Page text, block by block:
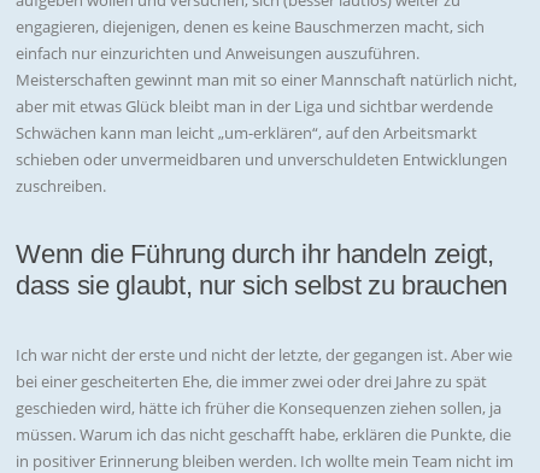
engagieren, diejenigen, denen es keine Bauschmerzen macht, sich
einfach nur einzurichten und Anweisungen auszuführen.
Meisterschaften gewinnt man mit so einer Mannschaft natürlich nicht,
aber mit etwas Glück bleibt man in der Liga und sichtbar werdende
Schwächen kann man leicht „um-erklären“, auf den Arbeitsmarkt
schieben oder unvermeidbaren und unverschuldeten Entwicklungen
zuschreiben.
Wenn die Führung durch ihr handeln zeigt,
dass sie glaubt, nur sich selbst zu brauchen
Ich war nicht der erste und nicht der letzte, der gegangen ist. Aber wie
bei einer gescheiterten Ehe, die immer zwei oder drei Jahre zu spät
geschieden wird, hätte ich früher die Konsequenzen ziehen sollen, ja
müssen. Warum ich das nicht geschafft habe, erklären die Punkte, die
in positiver Erinnerung bleiben werden. Ich wollte mein Team nicht im